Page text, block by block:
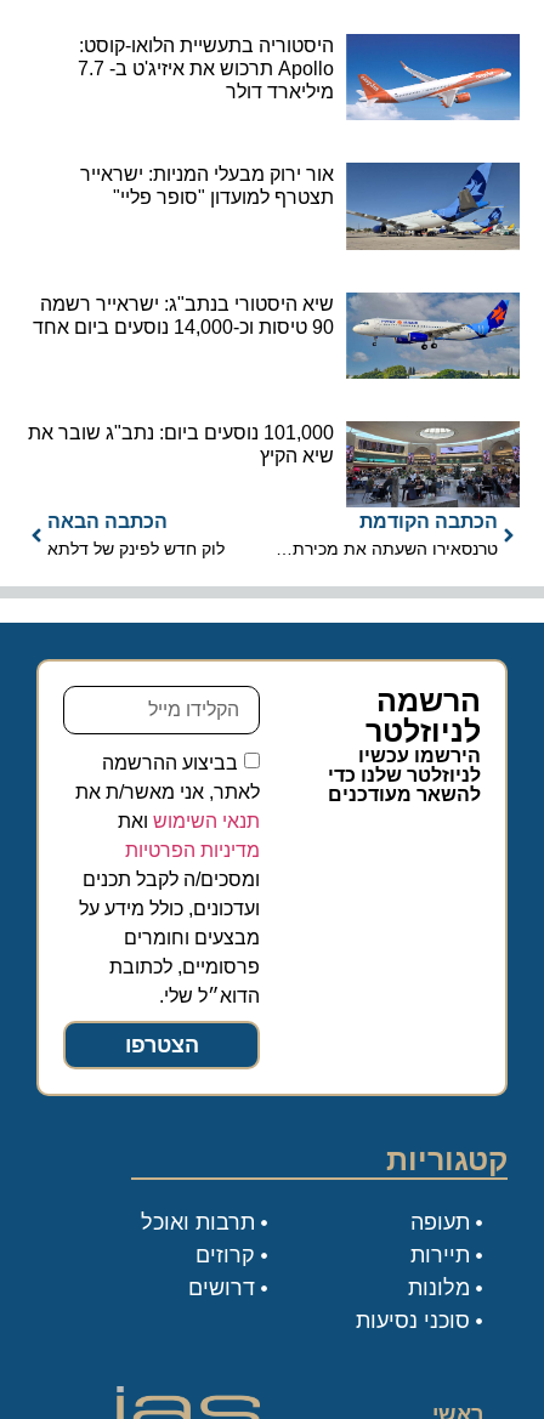
היסטוריה בתעשיית הלואו-קוסט:
Apollo תרכוש את איזיג'ט ב- 7.7
מיליארד דולר
אור ירוק מבעלי המניות: ישראייר
תצטרף למועדון "סופר פליי"
שיא היסטורי בנתב"ג: ישראייר רשמה
90 טיסות וכ-14,000 נוסעים ביום אחד
101,000 נוסעים ביום: נתב"ג שובר את
שיא הקיץ
הכתבה הקודמת
טרנסאירו השעתה את מכירת כרטיסי הטיסה
הכתבה הבאה
לוק חדש לפינק של דלתא
הרשמה
לניוזלטר
הירשמו עכשיו
לניוזלטר שלנו כדי
להשאר מעודכנים
בביצוע ההרשמה
לאתר, אני מאשר/ת את
תנאי השימוש ואת
מדיניות הפרטיות
ומסכים/ה לקבל תכנים
ועדכונים, כולל מידע על
מבצעים וחומרים
פרסומיים, לכתובת
הדוא״ל שלי.
הצטרפו
קטגוריות
תעופה
תיירות
מלונות
סוכני נסיעות
תרבות ואוכל
קרוזים
דרושים